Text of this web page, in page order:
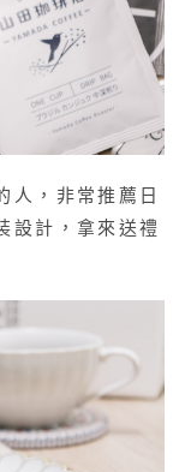
人，非常推薦日
設計，拿來送禮